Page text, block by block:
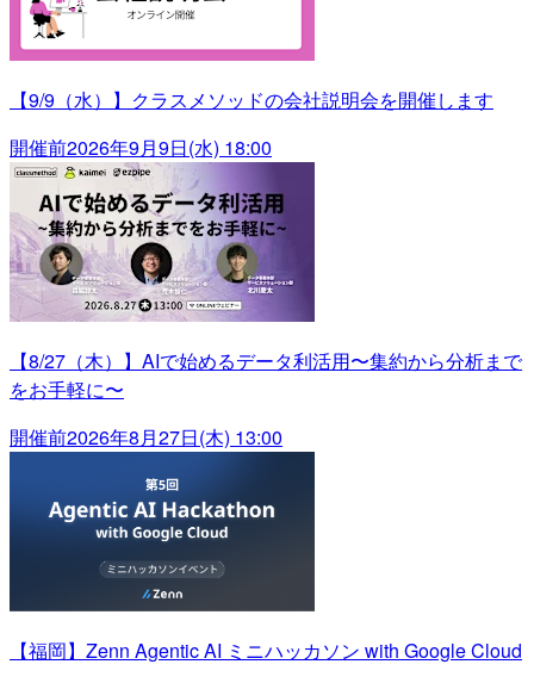
【9/9（水）】クラスメソッドの会社説明会を開催します
開催前2026年9月9日(水) 18:00
【8/27（木）】AIで始めるデータ利活用〜集約から分析まで
をお手軽に〜
開催前2026年8月27日(木) 13:00
【福岡】Zenn Agentic AI ミニハッカソン with Google Cloud